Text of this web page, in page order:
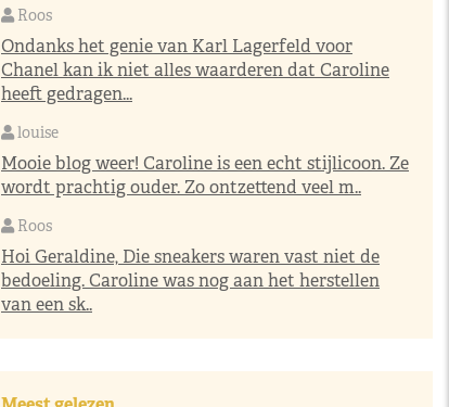
Roos
Ondanks het genie van Karl Lagerfeld voor
Chanel kan ik niet alles waarderen dat Caroline
heeft gedragen...
louise
Mooie blog weer! Caroline is een echt stijlicoon. Ze
wordt prachtig ouder. Zo ontzettend veel m..
Roos
Hoi Geraldine, Die sneakers waren vast niet de
bedoeling. Caroline was nog aan het herstellen
van een sk..